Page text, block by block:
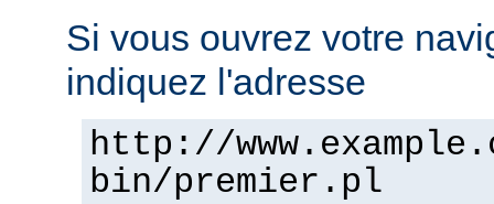
Si vous ouvrez votre
indiquez l'adresse
http://
bin/premier.pl